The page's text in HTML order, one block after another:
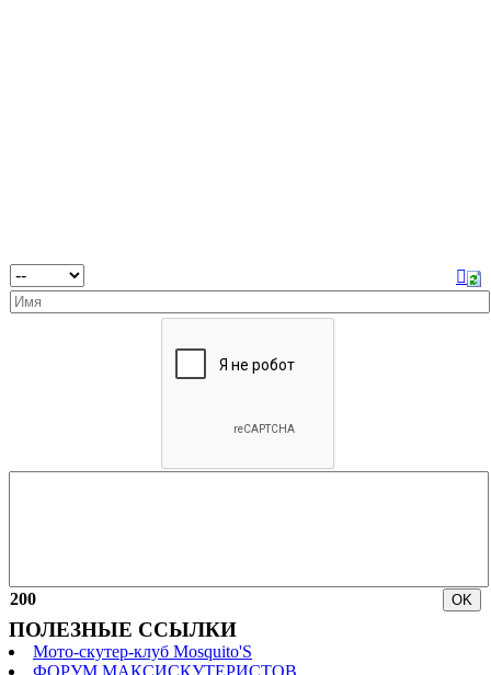
200
ПОЛЕЗНЫЕ ССЫЛКИ
Мото-скутер-клуб Mosquito'S
ФОРУМ МАКСИСКУТЕРИСТОВ